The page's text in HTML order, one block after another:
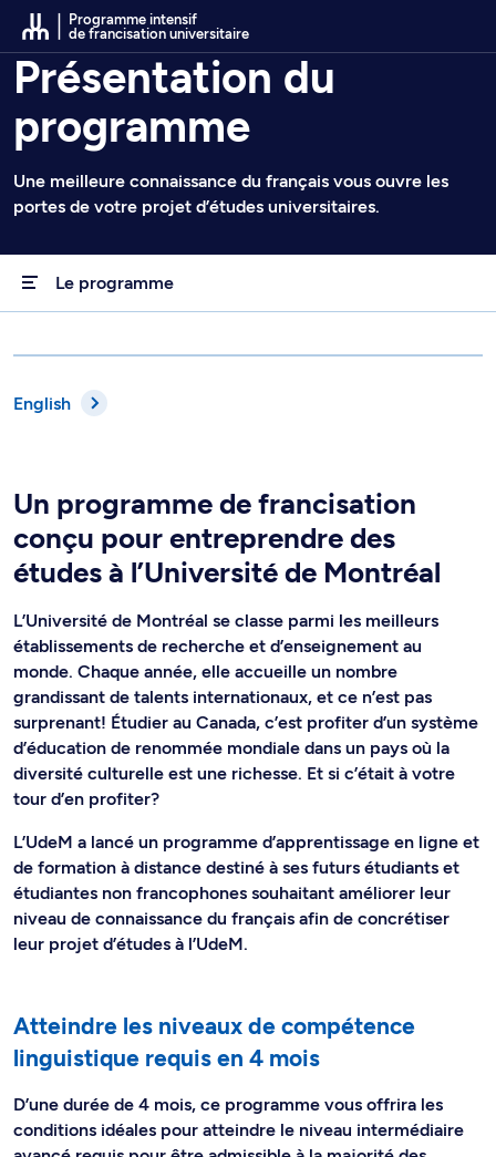
Passer au contenu
Programme intensif
de francisation universitaire
Présentation du
programme
Une meilleure connaissance du français vous ouvre les
portes de votre projet d’études universitaires.
Le programme
English
Un programme de francisation
conçu pour entreprendre des
études à l’Université de Montréal
L’Université de Montréal se classe parmi les meilleurs
établissements de recherche et d’enseignement au
monde. Chaque année, elle accueille un nombre
grandissant de talents internationaux, et ce n’est pas
surprenant! Étudier au Canada, c’est profiter d’un système
d’éducation de renommée mondiale dans un pays où la
diversité culturelle est une richesse. Et si c’était à votre
tour d’en profiter?
L’UdeM a lancé un programme d’apprentissage en ligne et
de formation à distance destiné à ses futurs étudiants et
étudiantes non francophones souhaitant améliorer leur
niveau de connaissance du français afin de concrétiser
leur projet d’études à l’UdeM.
Atteindre les niveaux de compétence
linguistique requis en 4 mois
D’une durée de 4 mois, ce programme vous offrira les
conditions idéales pour atteindre le niveau intermédiaire